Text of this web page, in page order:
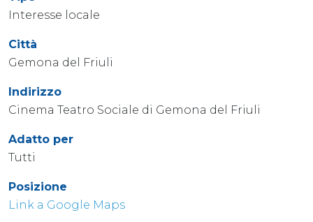
Interesse locale
Città
Gemona del Friuli
Indirizzo
Cinema Teatro Sociale di Gemona del Friuli
Adatto per
Tutti
Posizione
Link a Google Maps